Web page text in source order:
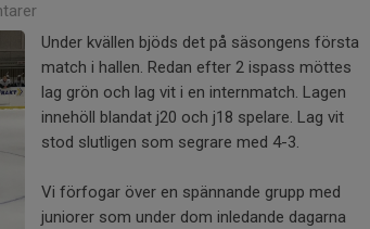
Under kvällen bjöds det på säsongens första
match i hallen. Redan efter 2 ispass möttes
lag grön och lag vit i en internmatch. Lagen
innehöll blandat j20 och j18 spelare. Lag vit
stod slutligen som segrare med 4-3.
Vi förfogar över en spännande grupp med
juniorer som under dom inledande dagarna